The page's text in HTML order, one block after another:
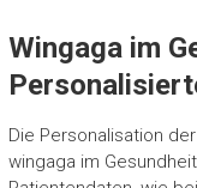
Wingaga im
Die Personalisation
wingaga im